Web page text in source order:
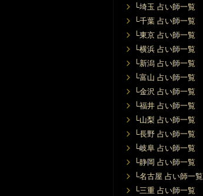
└埼玉 占い師一覧
└千葉 占い師一覧
└東京 占い師一覧
└横浜 占い師一覧
└新潟 占い師一覧
└富山 占い師一覧
└金沢 占い師一覧
└福井 占い師一覧
└山梨 占い師一覧
└長野 占い師一覧
└岐阜 占い師一覧
└静岡 占い師一覧
└名古屋 占い師一覧
└三重 占い師一覧